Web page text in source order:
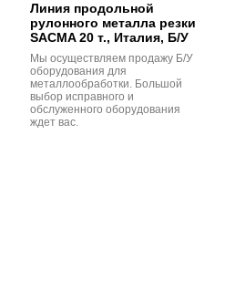
Линия продольной
рулонного металла резки
SACMA 20 т., Италия, Б/У
Мы осуществляем продажу Б/У
оборудования для
металлообработки. Большой
выбор исправного и
обслуженного оборудования
ждет вас.